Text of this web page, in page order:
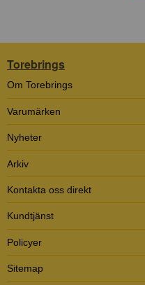
Torebrings
Om Torebrings
Varumärken
Nyheter
Arkiv
Kontakta oss direkt
Kundtjänst
Policyer
Sitemap